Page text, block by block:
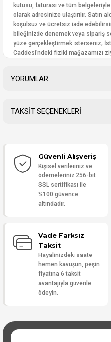
kutusu, faturası ve tüm
olarak adresinize ulaştırılır. Satın
koşulsuz ve ücretsiz iade
bileğinizde denemek veya sipariş
yüze gerçekleştirmek isterseniz;
Caddesi’ndeki fiziki mağazamızı
YORUMLAR
TAKSİT SEÇENEKLERİ
Güvenli Alışveriş
Kişisel verileriniz ve
ödemeleriniz 256-bit
SSL sertifikası ile
%100 güvence
altındadır.
Vade Farksız
Taksit
Hayalinizdeki saate
hemen kavuşun, peşin
fiyatına 6 taksit
avantajıyla güvenle
ödeyin.